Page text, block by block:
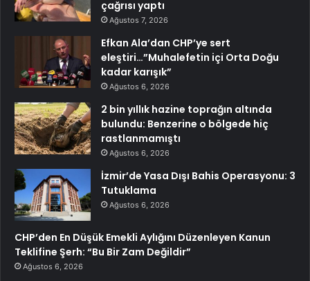
çağrısı yaptı
Ağustos 7, 2026
Efkan Ala’dan CHP’ye sert
eleştiri…”Muhalefetin içi Orta Doğu
kadar karışık”
Ağustos 6, 2026
2 bin yıllık hazine toprağın altında
bulundu: Benzerine o bölgede hiç
rastlanmamıştı
Ağustos 6, 2026
İzmir’de Yasa Dışı Bahis Operasyonu: 3
Tutuklama
Ağustos 6, 2026
CHP’den En Düşük Emekli Aylığını Düzenleyen Kanun
Teklifine Şerh: “Bu Bir Zam Değildir”
Ağustos 6, 2026